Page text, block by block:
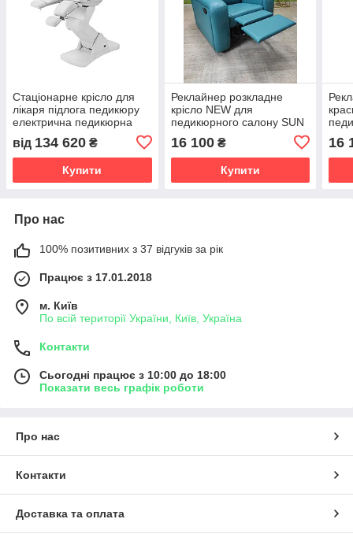
Стаціонарне крісло для
лікаря підлога педикюру
електрична педикюрна
кушетка Cubo на 3 мотори
від 134 620 ₴
Купити
Реклайнер розкладне
крісло NEW для
педикюрного салону SUN
SPA крісла для педикюру
16 100₴
Купити
16
Про нас
100% позитивних з 37 відгуків за рік
Працює з 17.01.2018
м. Київ
По всій території України, Київ, Україна
Контакти
Сьогодні працює з 10:00 до 18:00
Показати весь графік роботи
Про нас
Контакти
Доставка та оплата